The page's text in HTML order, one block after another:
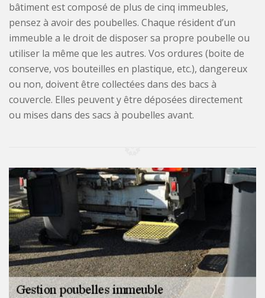
bâtiment est composé de plus de cinq immeubles,
pensez à avoir des poubelles. Chaque résident d’un
immeuble a le droit de disposer sa propre poubelle ou
utiliser la même que les autres. Vos ordures (boite de
conserve, vos bouteilles en plastique, etc.), dangereux
ou non, doivent être collectées dans des bacs à
couvercle. Elles peuvent y être déposées directement
ou mises dans des sacs à poubelles avant.